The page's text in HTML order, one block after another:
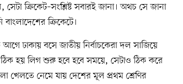
ক্রিকেট–সংশ্লিষ্ট সবারই জানা। অথচ সে জানা
ক্রিকেটে।
ঢাকায় বসে জাতীয় নির্বাচকেরা দল সাজিয়ে
হয় লিগ শুরু হবে হবে সময়ে, সেটাও ঠিক করে
খেলতে নেমে যায় দেশের মূল প্রথম শ্রেণির